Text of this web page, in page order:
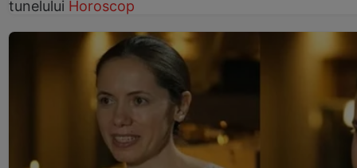
tunelului Horoscop